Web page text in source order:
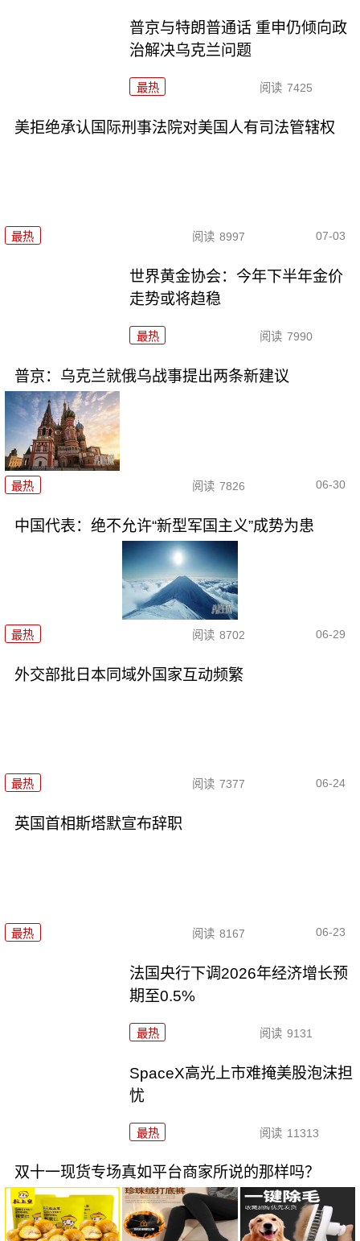
普京与特朗普通话 重申仍倾向政
治解决乌克兰问题
最热 阅读 7425
美拒绝承认国际刑事法院对美国人有司法管辖权
最热 阅读 8997 07-03
世界黄金协会：今年下半年金价
走势或将趋稳
最热 阅读 7990
普京：乌克兰就俄乌战事提出两条新建议
最热 阅读 7826 06-30
中国代表：绝不允许“新型军国主义”成势为患
最热 阅读 8702 06-29
外交部批日本同域外国家互动频繁
最热 阅读 7377 06-24
英国首相斯塔默宣布辞职
最热 阅读 8167 06-23
法国央行下调2026年经济增长预
期至0.5%
最热 阅读 9131
SpaceX高光上市难掩美股泡沫担
忧
最热 阅读 11313
双十一现货专场真如平台商家所说的那样吗？